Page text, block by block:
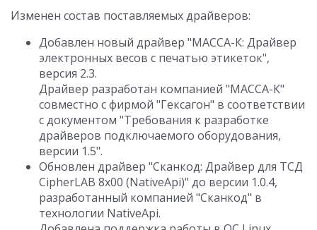
Изменен состав поставляемых драйверов:
Добавлен новый драйвер "МАССА-К: Драйвер
электронных весов с печатью этикеток",
версия 2.3.
Драйвер разработан компанией "МАССА-К"
совместно с фирмой "Гексагон" в соответствии
с документом "Требования к разработке
драйверов подключаемого оборудования,
версии 1.5".
Обновлен драйвер "Сканкод: Драйвер для ТСД
CipherLAB 8x00 (NativeApi)" до версии 1.0.4,
разработанный компанией "Сканкод" в
технологии NativeApi.